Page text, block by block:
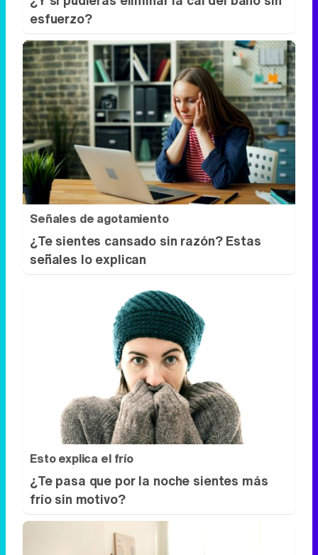
esfuerzo?
Señales de agotamiento
¿Te sientes cansado sin razón? Estas
señales lo explican
Esto explica el frío
¿Te pasa que por la noche sientes más
frío sin motivo?